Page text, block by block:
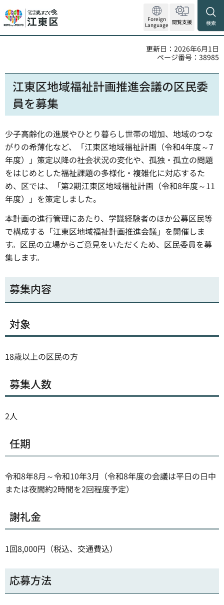
Foreign
Language 閲覧支援 検索
更新日：2026年6月1日
ページ番号：38985
江東区地域福祉計画推進会議の区民委
員を募集
少子高齢化の進展やひとり暮らし世帯の増加、地域のつな
がりの希薄化など、「江東区地域福祉計画（令和4年度～7
年度）」策定以降の社会状況の変化や、孤独・孤立の問題
をはじめとした福祉課題の多様化・複雑化に対応するた
め、区では、「第2期江東区地域福祉計画（令和8年度～11
年度）」を策定しました。
本計画の進行管理にあたり、学識経験者のほか公募区民等
で構成する「江東区地域福祉計画推進会議」を開催しま
す。区民の立場からご意見をいただくため、区民委員を募
集します。
募集内容
対象
18歳以上の区民の方
募集人数
2人
任期
令和8年8月～令和10年3月（令和8年度の会議は平日の日中
または夜間約2時間を2回程度予定）
謝礼金
1回8,000円（税込、交通費込）
応募方法